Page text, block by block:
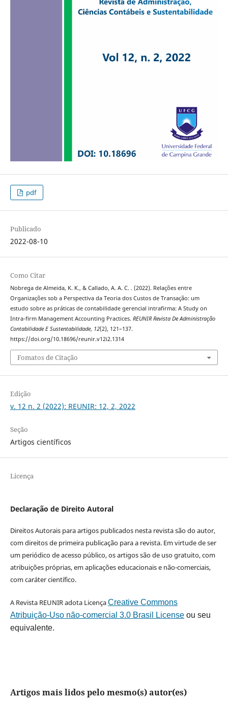
pdf
Publicado
2022-08-10
Como Citar
Nobrega de Almeida, K. K., & Callado, A. A. C. . (2022). Relações entre
Organizações sob a Perspectiva da Teoria dos Custos de Transação: um
estudo sobre as práticas de contabilidade gerencial intrafirma: A Study on
Intra-firm Management Accounting Practices. REUNIR Revista De Administração
Contabilidade E Sustentabilidade, 12(2), 121–137.
https://doi.org/10.18696/reunir.v12i2.1314
Fomatos de Citação
Edição
v. 12 n. 2 (2022): REUNIR: 12, 2, 2022
Seção
Artigos científicos
Licença
Declaração de Direito Autoral
Direitos Autorais para artigos publicados nesta revista são do autor,
com direitos de primeira publicação para a revista. Em virtude de ser
um periódico de acesso público, os artigos são de uso gratuito, com
atribuições próprias, em aplicações educacionais e não-comerciais,
com caráter científico.
A Revista REUNIR adota LicençaCreative Commons
Atribuição-Uso não-comercial 3.0 Brasil Licenseou seu
equivalente.
Artigos mais lidos pelo mesmo(s) autor(es)